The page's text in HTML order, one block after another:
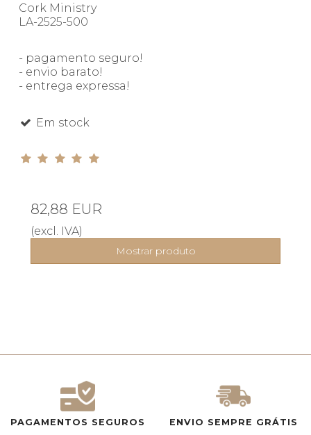
Cork Ministry
LA-2525-500
- pagamento seguro!
- envio barato!
- entrega expressa!
Em stock
82,88 EUR
(excl. IVA)
Mostrar produto
PAGAMENTOS SEGUROS ENVIO SEMPRE GRÁTIS